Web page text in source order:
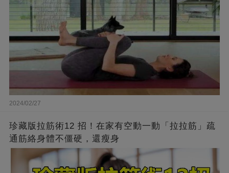
2024/02/27
珍藏版拉筋術12 招！在家有空動一動「拉拉筋」疏
通筋絡身體不僵硬，還瘦身